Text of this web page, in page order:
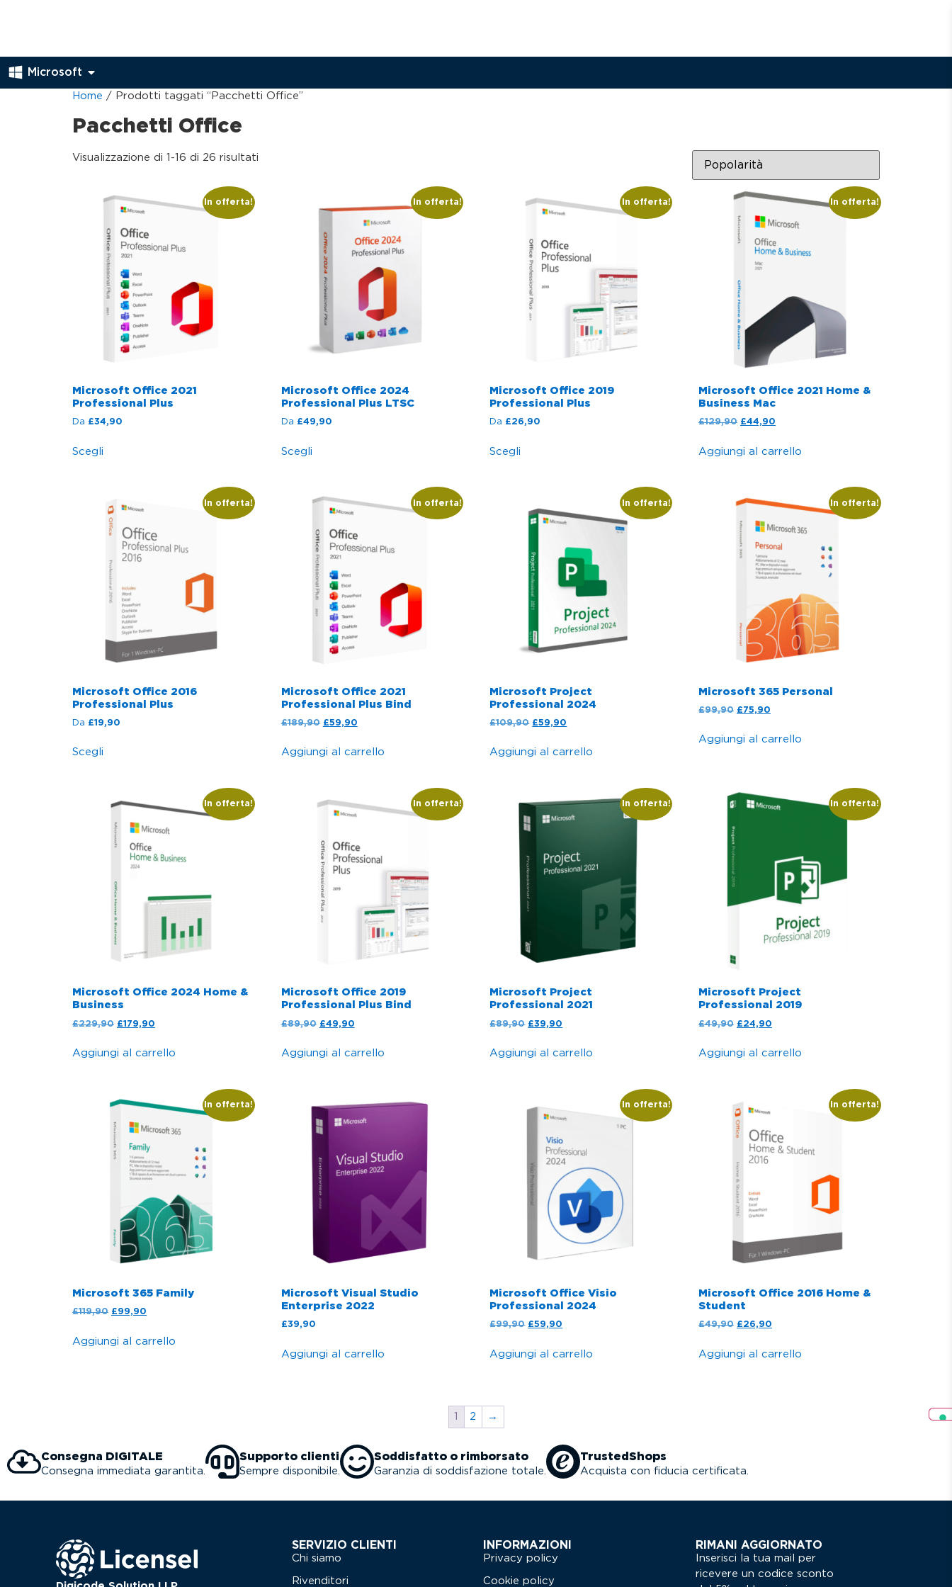
Microsoft
Home / Prodotti taggati “Pacchetti Office”
Pacchetti Office
Visualizzazione di 1-16 di 26 risultati
In offerta!
Microsoft Office 2021
Professional Plus
Da £34,90
Scegli
In offerta!
Microsoft Office 2024
Professional Plus LTSC
Da £49,90
Scegli
In offerta!
Microsoft Office 2019
Professional Plus
Da £26,90
Scegli
In offerta!
Microsoft Office 2021 Home &
Business Mac
£129,90 £44,90
Aggiungi al carrello
In offerta!
Microsoft Office 2016
Professional Plus
Da £19,90
Scegli
In offerta!
Microsoft Office 2021
Professional Plus Bind
£189,90 £59,90
Aggiungi al carrello
In offerta!
Microsoft Project
Professional 2024
£109,90 £59,90
Aggiungi al carrello
In offerta!
Microsoft 365 Personal
£99,90 £75,90
Aggiungi al carrello
In offerta!
Microsoft Office 2024 Home &
Business
£229,90 £179,90
Aggiungi al carrello
In offerta!
Microsoft Office 2019
Professional Plus Bind
£89,90 £49,90
Aggiungi al carrello
In offerta!
Microsoft Project
Professional 2021
£89,90 £39,90
Aggiungi al carrello
In offerta!
Microsoft Project
Professional 2019
£49,90 £24,90
Aggiungi al carrello
In offerta!
Microsoft 365 Family
£119,90 £99,90
Aggiungi al carrello
Microsoft Visual Studio
Enterprise 2022
£39,90
Aggiungi al carrello
In offerta!
Microsoft Office Visio
Professional 2024
£99,90 £59,90
Aggiungi al carrello
In offerta!
Microsoft Office 2016 Home &
Student
£49,90 £26,90
Aggiungi al carrello
1 2 →
Consegna DIGITALE
Consegna immediata garantita.
Supporto clienti
Sempre disponibile.
Soddisfatto o rimborsato
Garanzia di soddisfazione totale.
TrustedShops
Acquista con fiducia certificata.
SERVIZIO CLIENTI
Chi siamo
Rivenditori
INFORMAZIONI
Privacy policy
Cookie policy
RIMANI AGGIORNATO
Inserisci la tua mail per
ricevere un codice sconto